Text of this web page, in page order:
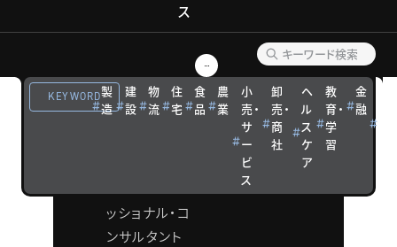
ス
KEYWORD製
造
建
設
物
流
住
宅
食
品
農
業
小
売・
サ
ー
ビ
ス
卸
売・
商
社
ヘ
ル
ス
ケ
ア
教
育・
学
習
金
融
ソッド
タナベコンサ
ッショナル・コ
ンサルタント